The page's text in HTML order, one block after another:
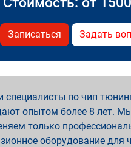
Записаться Задать
специалисты по чип
опытом более 8 лет.
только
оборудование для